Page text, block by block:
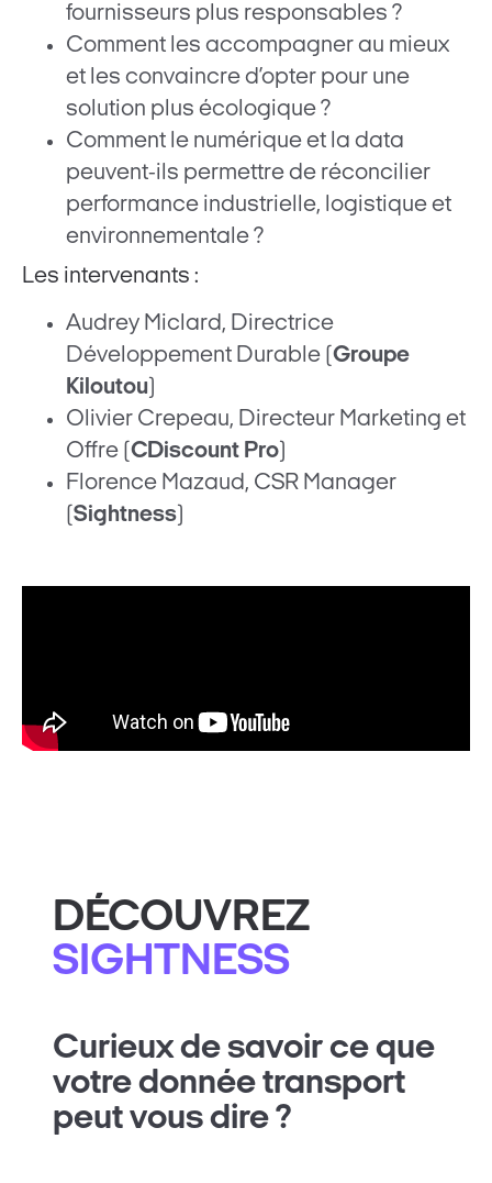
fournisseurs plus responsables ?
Comment les accompagner au mieux
et les convaincre d’opter pour une
solution plus écologique ?
Comment le numérique et la data
peuvent-ils permettre de réconcilier
performance industrielle, logistique et
environnementale ?
Les intervenants :
Audrey Miclard, Directrice
Développement Durable (Groupe
Kiloutou
Olivier Crepeau, Directeur Marketing et
Offre (CDiscount Pro
Florence Mazaud, CSR Manager
(Sightness
DÉCOUVREZ
SIGHTNESS
Curieux de savoir ce que
votre donnée transport
peut vous dire ?